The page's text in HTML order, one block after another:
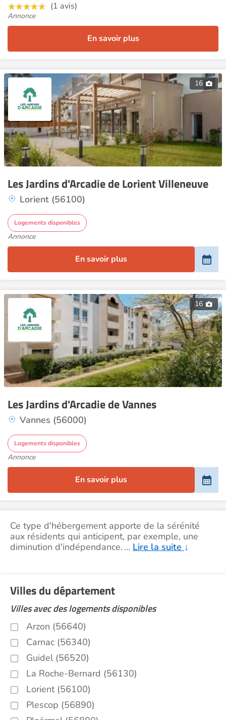
(1 avis)
Annonce
En savoir plus
16
Les Jardins d'Arcadie de Lorient Villeneuve
Lorient (56100)
Logements disponibles
Annonce
En savoir plus
16
Les Jardins d'Arcadie de Vannes
Vannes (56000)
Logements disponibles
Annonce
En savoir plus
Ce type d'hébergement apporte de la sérénité
aux résidents qui anticipent, par exemple, une
diminution d'indépendance. … Lire la suite ↓
Villes du département
Villes avec des logements disponibles
Arzon (56640)
Carnac (56340)
Guidel (56520)
La Roche-Bernard (56130)
Lorient (56100)
Plescop (56890)